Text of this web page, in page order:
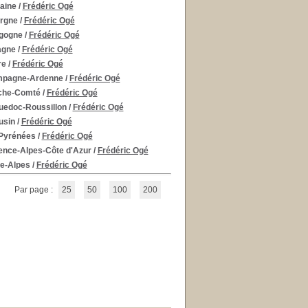
/ Frédéric Ogé
/ Frédéric Ogé
/ Frédéric Ogé
/ Frédéric Ogé
/ Frédéric Ogé
Ardenne/ Frédéric Ogé
Comté/ Frédéric Ogé
Roussillon/ Frédéric Ogé
/ Frédéric Ogé
/ Frédéric Ogé
Alpes-Côte d'Azur/ Frédéric Ogé
Alpes / Frédéric Ogé
Par page : 25 50 100 200